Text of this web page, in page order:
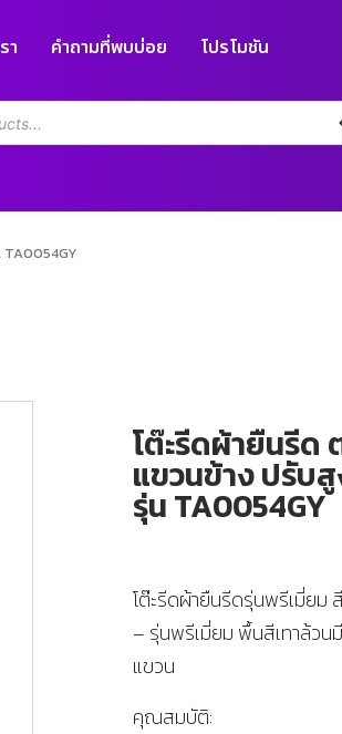
า คำถามที่พบบ่อย โปรโมชัน
TA0054GY
โต๊ะรีดผ้ายืนรีด
แขวนข้าง ปรับ
รุ่น TA0054GY
โต๊ะรีดผ้ายืนรีดรุ่นพรีเมี่ยม
– รุ่นพรีเมี่ยม พื้นสีเทาล้วน
แขวน
คุณสมบัติ: